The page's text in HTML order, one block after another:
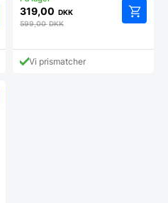
319,00 DKK
599,00DKK
Vi prismatcher